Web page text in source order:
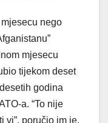
nego
mjesecu
tijekom deset
godina
a. “To nije
vi”, poručio im je.